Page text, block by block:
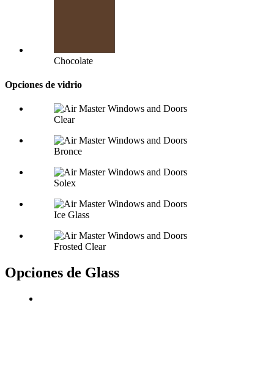
Chocolate
Opciones de vidrio
Clear
Bronce
Solex
Ice Glass
Frosted Clear
Opciones de Glass